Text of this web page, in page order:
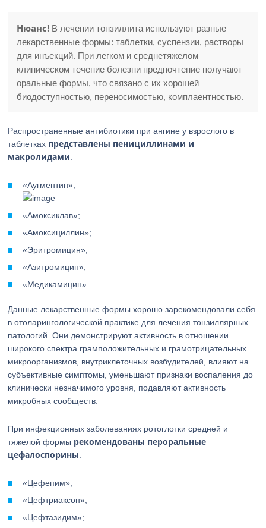
Нюанс! В лечении тонзиллита используют разные
лекарственные формы: таблетки, суспензии, растворы
для инъекций. При легком и среднетяжелом
клиническом течение болезни предпочтение получают
оральные формы, что связано с их хорошей
биодоступностью, переносимостью, комплаентностью.
Распространенные антибиотики при ангине у взрослого в
таблетках представлены пенициллинами и
макролидами:
«Аугментин»;
«Амоксиклав»;
«Амоксициллин»;
«Эритромицин»;
«Азитромицин»;
«Медикамицин».
Данные лекарственные формы хорошо зарекомендовали себя
в отоларингологической практике для лечения тонзиллярных
патологий. Они демонстрируют активность в отношении
широкого спектра грамположительных и грамотрицательных
микроорганизмов, внутриклеточных возбудителей, влияют на
субъективные симптомы, уменьшают признаки воспаления до
клинически незначимого уровня, подавляют активность
микробных сообществ.
При инфекционных заболеваниях ротоглотки средней и
тяжелой формы рекомендованы пероральные
цефалоспорины:
«Цефепим»;
«Цефтриаксон»;
«Цефтазидим»;